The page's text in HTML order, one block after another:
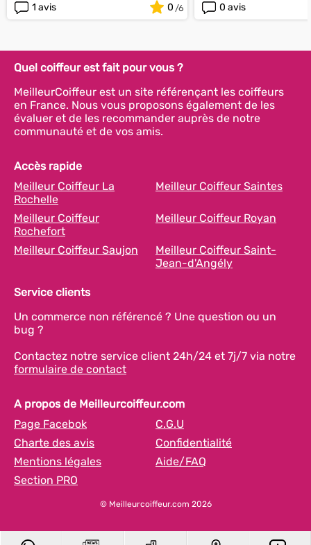
1 avis
0
0 avis
Quel coiffeur est fait pour vous ?
MeilleurCoiffeur est un site référençant les coiffeurs
en France. Nous vous proposons également de les
évaluer et de les recommander auprès de notre
communauté et de vos amis.
Accès rapide
Meilleur Coiffeur La
Rochelle
Meilleur Coiffeur Saintes
Meilleur Coiffeur
Rochefort
Meilleur Coiffeur Royan
Meilleur Coiffeur Saujon
Meilleur Coiffeur Saint-
Jean-d'Angély
Service clients
Un commerce non référencé ? Une question ou un
bug ?
Contactez notre service client 24h/24 et 7j/7 via notre
formulaire de contact
A propos de Meilleurcoiffeur.com
Page Facebok
C.G.U
Charte des avis
Confidentialité
Mentions légales
Aide/FAQ
Section PRO
© Meilleurcoiffeur.com 2026